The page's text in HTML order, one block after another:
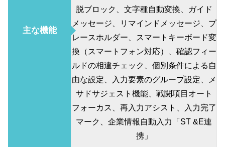
主な機能
脱ブロック、文字種自動変換、ガイド
メッセージ、リマインドメッセージ、プ
レースホルダー、スマートキーボード変
換（スマートフォン対応）、確認フィー
ルドの相違チェック、個別条件による自
由な設定、入力要素のグループ設定、メ
サドサジェスト機能、戦闘項目オート
フォーカス、再入力アシスト、入力完了
マーク、企業情報自動入力「ST &E連
携」